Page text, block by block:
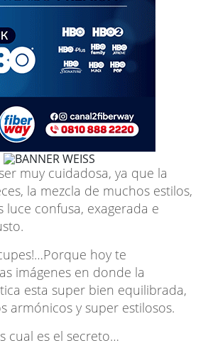
muy cuidadosa, ya que la
la mezcla de muchos estilos,
luce confusa, exagerada e
hoy te
imágenes en donde la
esta super bien equilibrada,
armónicos y super estilosos.
cual es el secreto…